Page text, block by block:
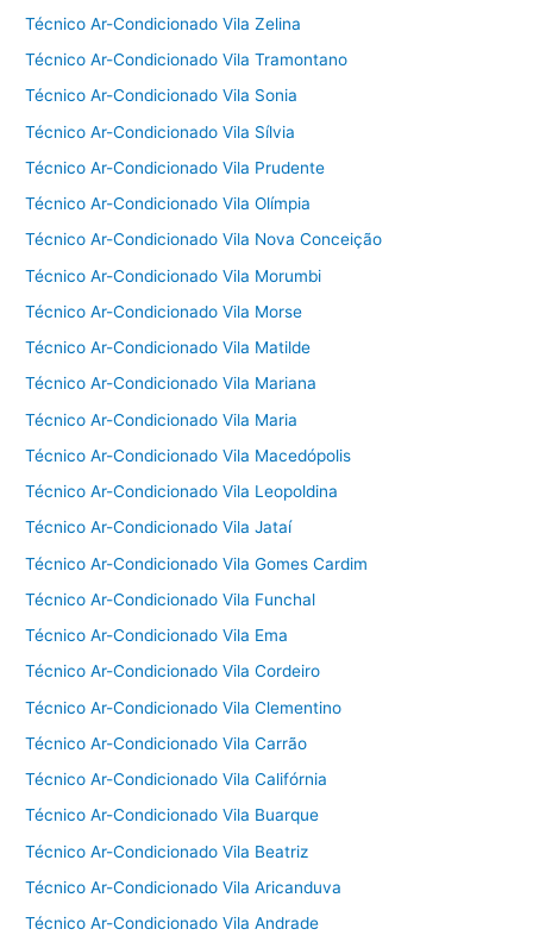
Técnico Ar-Condicionado Vila Zelina
Técnico Ar-Condicionado Vila Tramontano
Técnico Ar-Condicionado Vila Sonia
Técnico Ar-Condicionado Vila Sílvia
Técnico Ar-Condicionado Vila Prudente
Técnico Ar-Condicionado Vila Olímpia
Técnico Ar-Condicionado Vila Nova Conceição
Técnico Ar-Condicionado Vila Morumbi
Técnico Ar-Condicionado Vila Morse
Técnico Ar-Condicionado Vila Matilde
Técnico Ar-Condicionado Vila Mariana
Técnico Ar-Condicionado Vila Maria
Técnico Ar-Condicionado Vila Macedópolis
Técnico Ar-Condicionado Vila Leopoldina
Técnico Ar-Condicionado Vila Jataí
Técnico Ar-Condicionado Vila Gomes Cardim
Técnico Ar-Condicionado Vila Funchal
Técnico Ar-Condicionado Vila Ema
Técnico Ar-Condicionado Vila Cordeiro
Técnico Ar-Condicionado Vila Clementino
Técnico Ar-Condicionado Vila Carrão
Técnico Ar-Condicionado Vila Califórnia
Técnico Ar-Condicionado Vila Buarque
Técnico Ar-Condicionado Vila Beatriz
Técnico Ar-Condicionado Vila Aricanduva
Técnico Ar-Condicionado Vila Andrade